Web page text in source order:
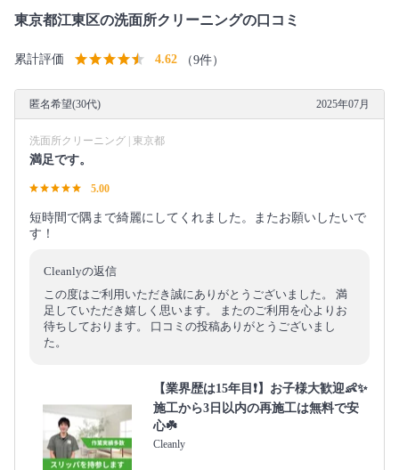
東京都江東区の洗面所クリーニングの口コミ
累計評価 4.62 （9件）
匿名希望(30代) 2025年07月
洗面所クリーニング | 東京都
満足です。
5.00
短時間で隅まで綺麗にしてくれました。またお願いしたいで
す！
Cleanlyの返信
この度はご利用いただき誠にありがとうございました。 満
足していただき嬉しく思います。 またのご利用を心よりお
待ちしております。 口コミの投稿ありがとうございまし
た。
【業界歴は15年目❗️】お子様大歓迎👶✨
施工から3日以内の再施工は無料で安
心☘️
Cleanly